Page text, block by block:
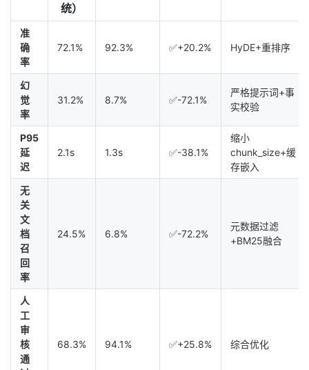
统）
准
确
率
72.1% 92.3% ✅+20.2% HyDE+重排序
幻
觉
率
31.2% 8.7% ✅-72.1%
严格提示词+事
实校验
P95
延
迟
2.1s 1.3s ✅-38.1%
缩小
chunk_size+缓
存嵌入
无
关
文
档
召
回
率
24.5% 6.8% ✅-72.2%
元数据过滤
+BM25融合
人
工
审
核
通
68.3% 94.1% ✅+25.8% 综合优化